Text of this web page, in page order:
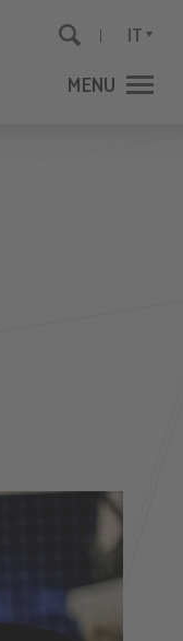
IT
MENU CHIUDI